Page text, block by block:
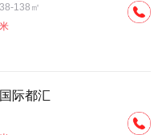
138㎡
际都汇